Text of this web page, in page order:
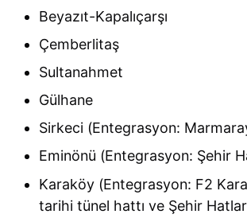
Beyazıt-Kapalıçarşı
Çemberlitaş
Sultanahmet
Gülhane
Sirkeci (Entegrasyon:
Eminönü (Entegrasyon: Şehir
Karaköy (Entegrasyon: F2
tarihi tünel hattı ve Şehir